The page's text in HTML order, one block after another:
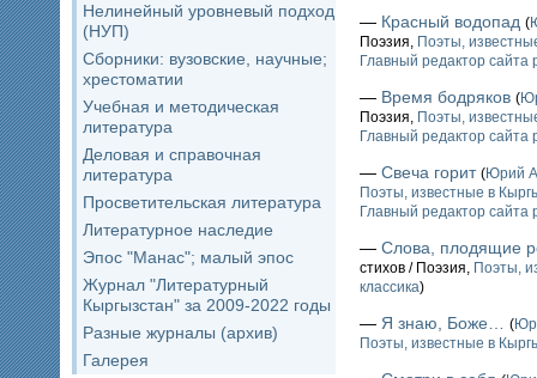
Нелинейный уровневый подход
(НУП)
Сборники: вузовские, научные;
хрестоматии
Учебная и методическая
литература
Деловая и справочная
литература
Просветительская литература
Литературное наследие
Эпос "Манас"; малый эпос
Журнал "Литературный
Кыргызстан" за 2009-2022 годы
Разные журналы (архив)
Галерея
— Красный водопад (
Поэзия, Поэты,
Главный редактор сайта
— Время бодряков (
Поэзия, Поэты,
Главный редактор сайта
— Свеча горит (Юрий
Поэты, известные в
Главный редактор сайта
— Слова, плодящие
стихов / Поэзия, Поэты,
классика)
— Я знаю, Боже… (
Поэты, известные в